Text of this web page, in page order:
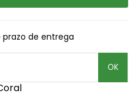
de entrega
OK